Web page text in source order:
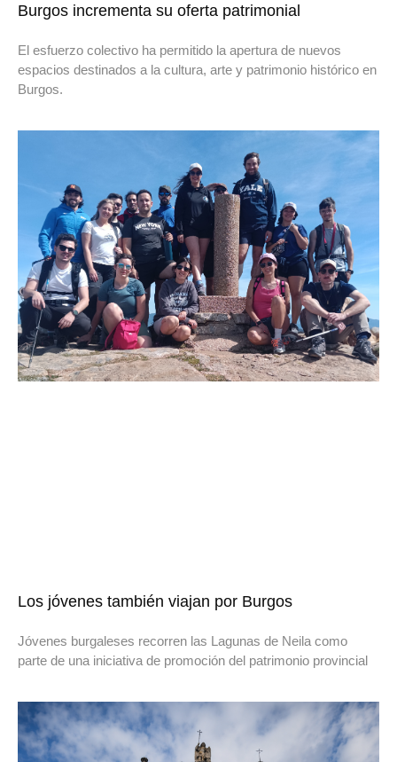
Burgos incrementa su oferta patrimonial
El esfuerzo colectivo ha permitido la apertura de nuevos
espacios destinados a la cultura, arte y patrimonio histórico en
Burgos.
Los jóvenes también viajan por Burgos
Jóvenes burgaleses recorren las Lagunas de Neila como
parte de una iniciativa de promoción del patrimonio provincial